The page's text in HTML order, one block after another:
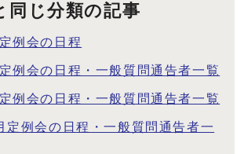
同じ分類の記事
例会の日程
例会の日程・一般質問通告者一覧
例会の日程・一般質問通告者一覧
定例会の日程・一般質問通告者一